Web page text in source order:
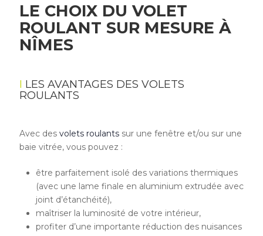
LE CHOIX DU VOLET
ROULANT SUR MESURE À
NÎMES
LES AVANTAGES DES VOLETS
ROULANTS
Avec des volets roulants sur une fenêtre et/ou sur une
baie vitrée, vous pouvez :
être parfaitement isolé des variations thermiques
(avec une lame finale en aluminium extrudée avec
joint d’étanchéité),
maîtriser la luminosité de votre intérieur,
profiter d’une importante réduction des nuisances